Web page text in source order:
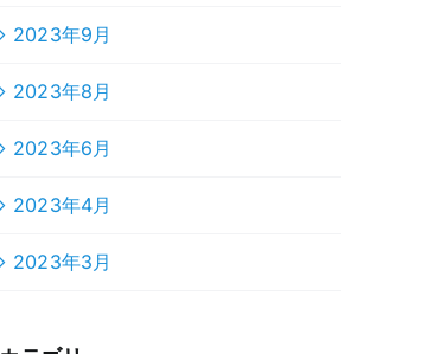
2023年9月
2023年8月
2023年6月
2023年4月
2023年3月